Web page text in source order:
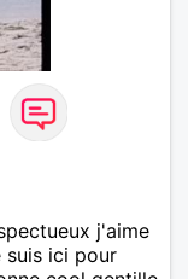
j'aime
suis ici pour